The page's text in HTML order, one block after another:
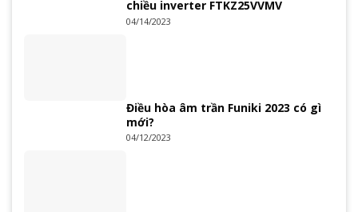
chiều inverter FTKZ25VVMV
04/14/2023
Điều hòa âm trần Funiki 2023 có gì
mới?
04/12/2023